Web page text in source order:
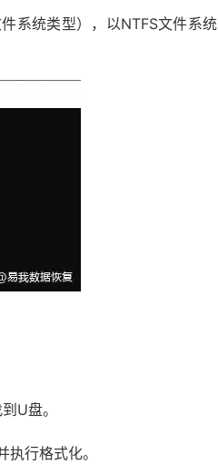
系统类型），以NTFS文件系统
U盘。
行格式化。